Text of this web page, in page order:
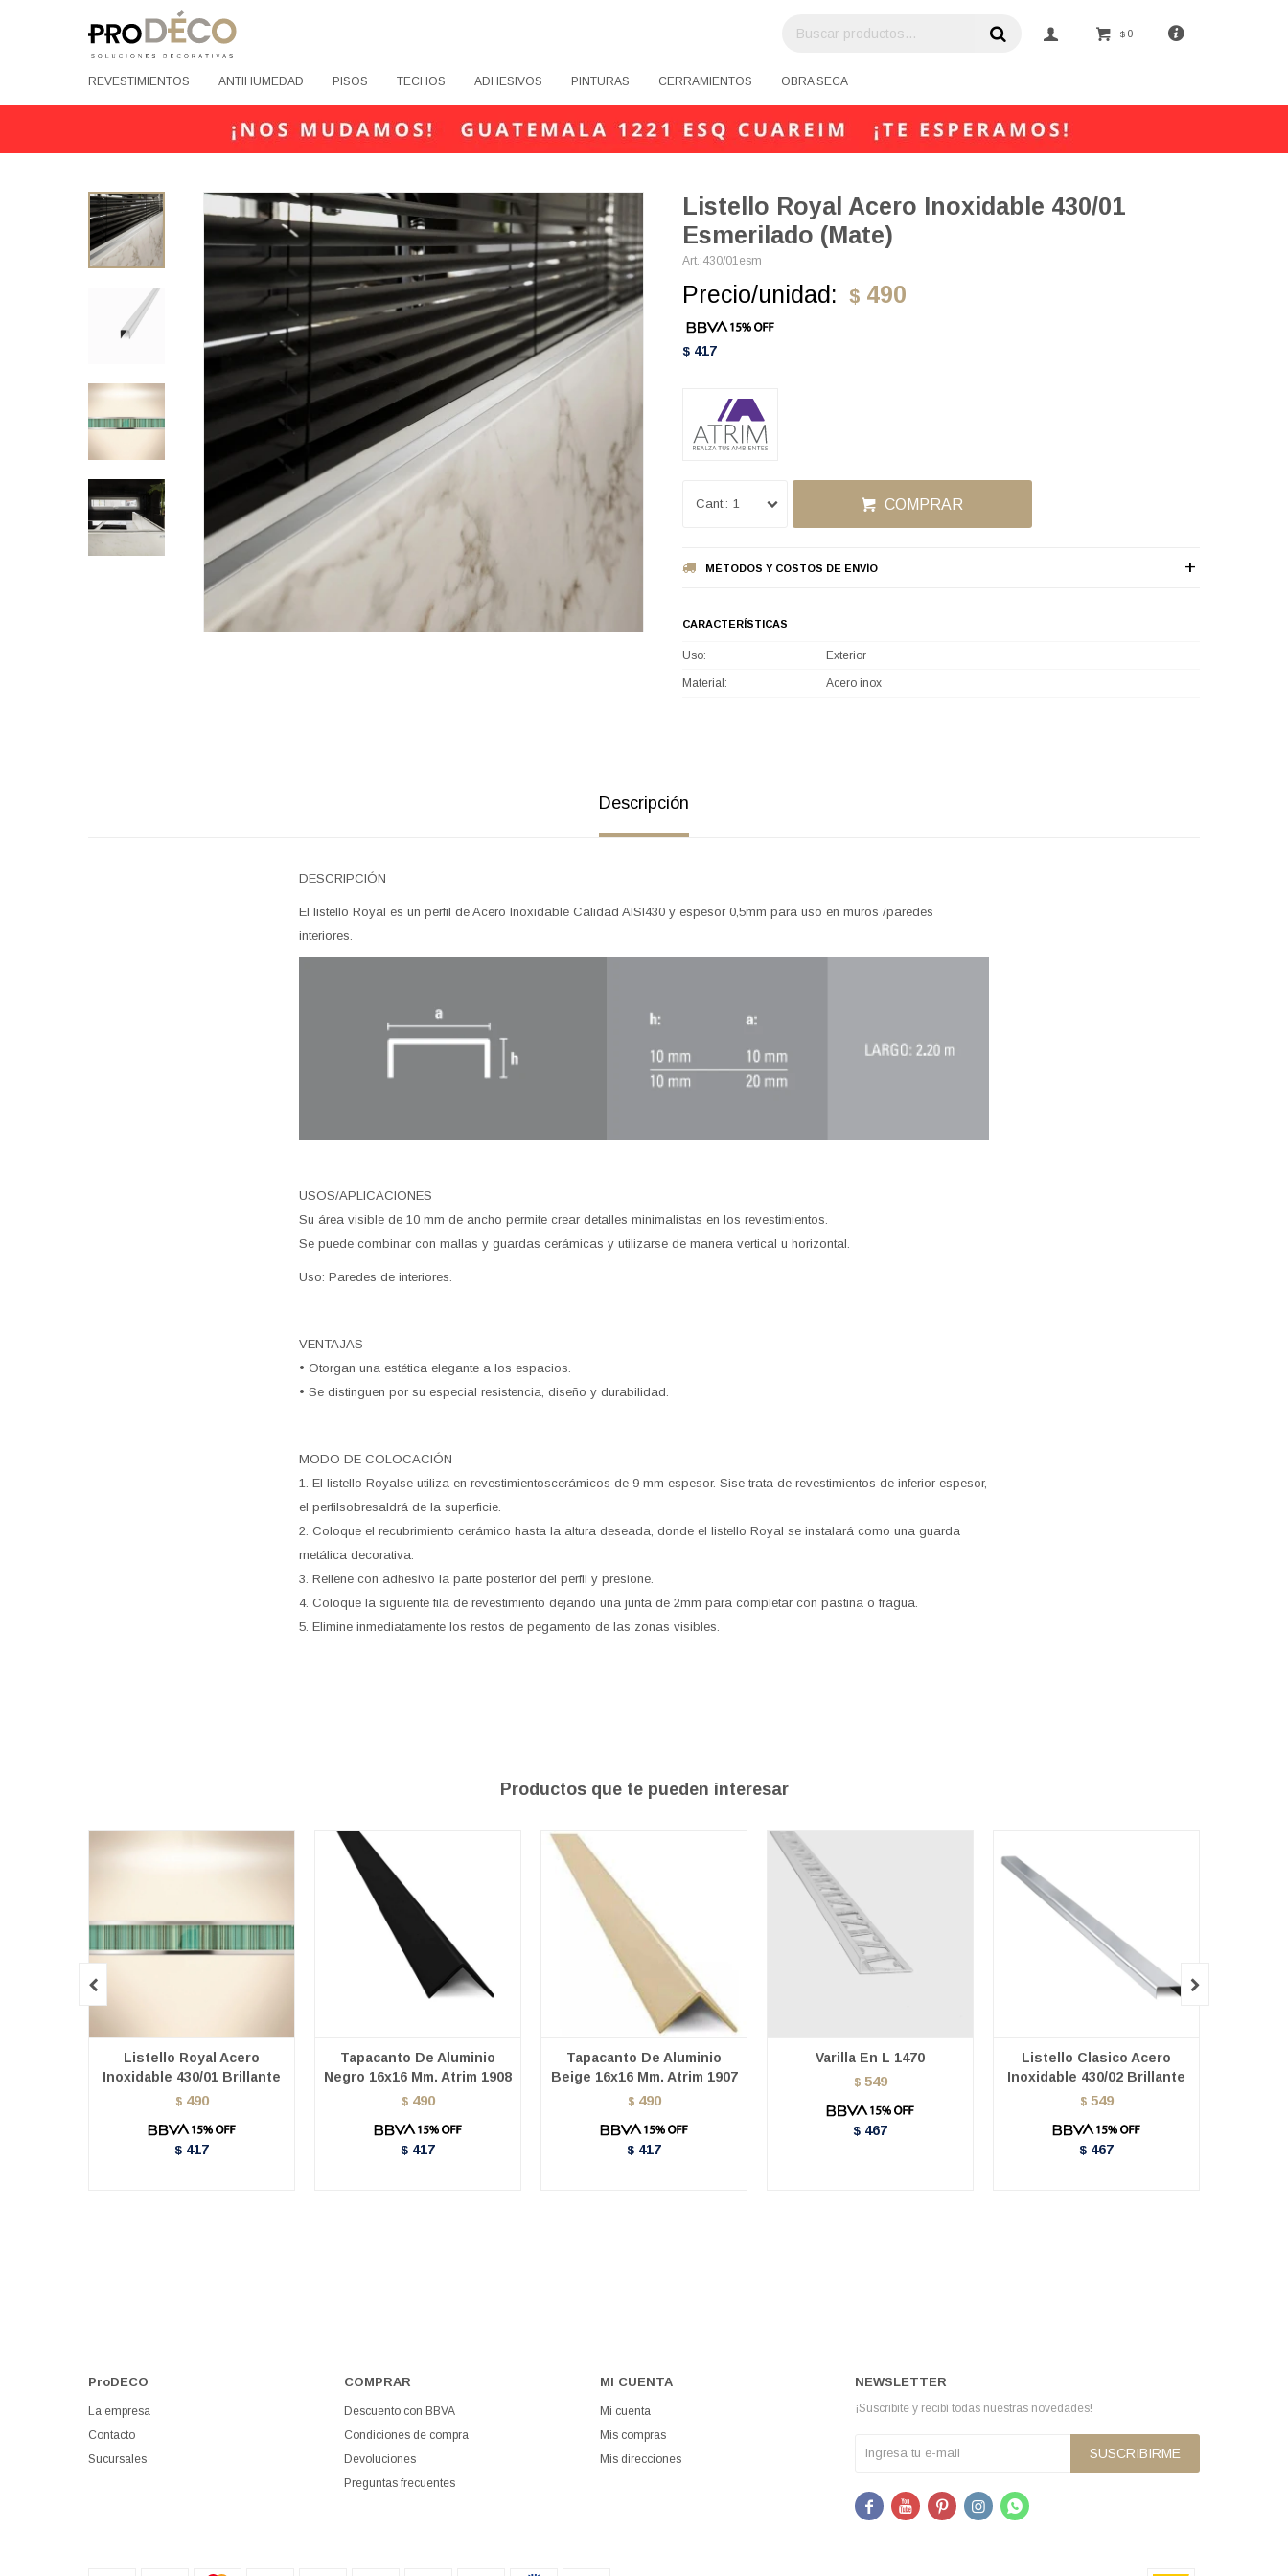
REVESTIMIENTOS ANTIHUMEDAD PISOS TECHOS ADHESIVOS PINTURAS CERRAMIENTOS OBRA SECA
$ 0
Listello Royal Acero Inoxidable 430/01
Esmerilado (Mate)
430/01esm
Precio/unidad: $ 490
$ 417
1 COMPRAR
MÉTODOS Y COSTOS DE ENVÍO
CARACTERÍSTICAS
Uso Exterior
Material Acero inox
Descripción
DESCRIPCIÓN
El listello Royal es un perfil de Acero Inoxidable Calidad AISI430 y espesor 0,5mm para uso en muros /paredes
interiores.
USOS/APLICACIONES
Su área visible de 10 mm de ancho permite crear detalles minimalistas en los revestimientos.
Se puede combinar con mallas y guardas cerámicas y utilizarse de manera vertical u horizontal.
Uso: Paredes de interiores.
VENTAJAS
• Otorgan una estética elegante a los espacios.
• Se distinguen por su especial resistencia, diseño y durabilidad.
MODO DE COLOCACIÓN
1. El listello Royalse utiliza en revestimientoscerámicos de 9 mm espesor. Sise trata de revestimientos de inferior espesor,
el perfilsobresaldrá de la superficie.
2. Coloque el recubrimiento cerámico hasta la altura deseada, donde el listello Royal se instalará como una guarda
metálica decorativa.
3. Rellene con adhesivo la parte posterior del perfil y presione.
4. Coloque la siguiente fila de revestimiento dejando una junta de 2mm para completar con pastina o fragua.
5. Elimine inmediatamente los restos de pegamento de las zonas visibles.
Productos que te pueden interesar
Listello Royal Acero
Inoxidable 430/01 Brillante
$ 490
$ 417
Tapacanto De Aluminio
Negro 16x16 Mm. Atrim 1908
$ 490
$ 417
Tapacanto De Aluminio
Beige 16x16 Mm. Atrim 1907
$ 490
$ 417
Varilla En L 1470
$ 549
$ 467
Listello Clasico Acero
Inoxidable 430/02 Brillante
$ 549
$ 467
 
ProDECO
La empresa
Contacto
Sucursales
COMPRAR
Descuento con BBVA
Condiciones de compra
Devoluciones
Preguntas frecuentes
MI CUENTA
Mi cuenta
Mis compras
Mis direcciones
NEWSLETTER
¡Suscribite y recibí todas nuestras novedades!
SUSCRIBIRME
    